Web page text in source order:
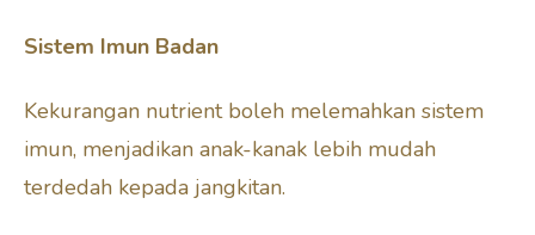
Sistem Imun Badan
Kekurangan nutrient boleh melemahkan sistem
imun, menjadikan anak-kanak lebih mudah
terdedah kepada jangkitan.